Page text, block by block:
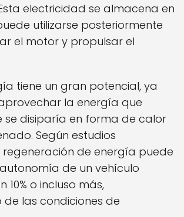
electricidad se almacena en
utilizarse posteriormente
el motor y propulsar el
tiene un gran potencial, ya
la energía que
se disiparía en forma de calor
Según estudios
regeneración de energía puede
de un vehículo
10% o incluso más,
las condiciones de